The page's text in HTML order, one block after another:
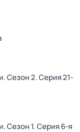
. Сезон 2. Серия 21-
. Сезон 1. Серия 6-я